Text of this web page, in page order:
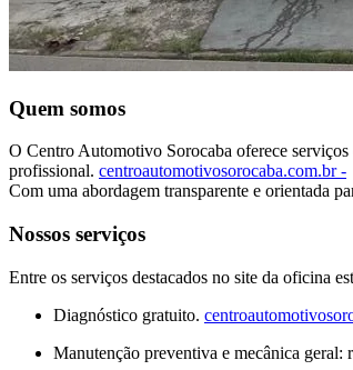
Quem somos
O Centro Automotivo Sorocaba oferece
profissional. centroautomotivosorocaba.com.br -
Com uma abordagem transparente e orientada
Nossos serviços
Entre os serviços destacados no site da oficina
Diagnóstico gratuito.
Manutenção preventiva e mecânica geral: